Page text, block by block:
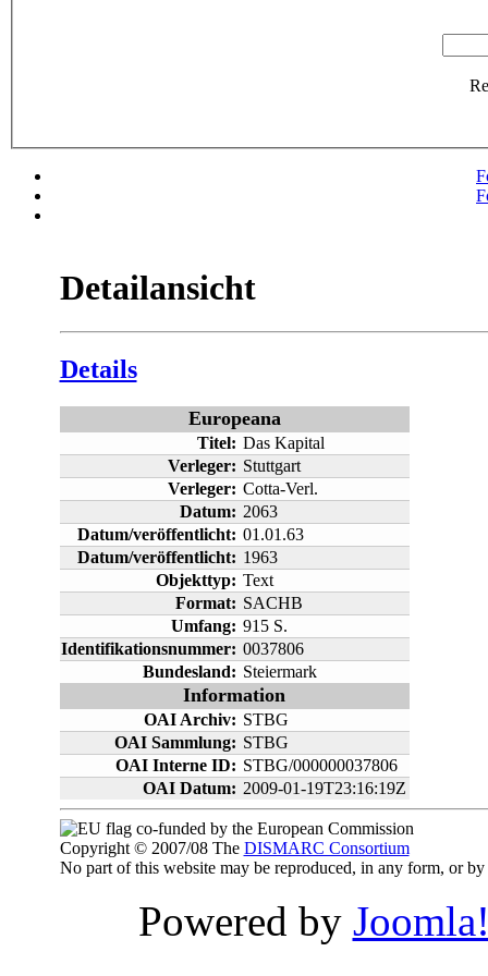
Detailansicht
Details
Europeana
Titel: Das Kapital
Verleger: Stuttgart
Verleger: Cotta-Verl.
Datum: 2063
Datum/veröffentlicht: 01.01.63
Datum/veröffentlicht: 1963
Objekttyp: Text
Format: SACHB
Umfang: 915 S.
Identifikationsnummer: 0037806
Bundesland: Steiermark
Information
OAI Archiv: STBG
OAI Sammlung: STBG
OAI Interne ID: STBG/000000037806
OAI Datum: 2009-01-19T23:16:19Z
co-funded by the European Commission
Copyright © 2007/08 The DISMARC Consortium
No part of this website may be reproduced, in any form, or
Powered by